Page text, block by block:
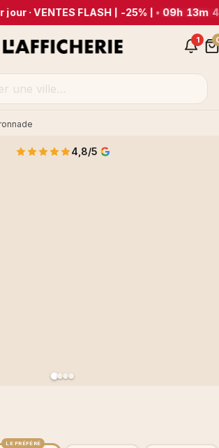
jour · VENTES FLASH | -25% | •09h 13m
1
4,8/5
LE PRÉFÉRÉ